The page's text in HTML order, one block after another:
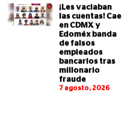
¡Les vaciaban
las cuentas! Cae
en CDMX y
Edoméx banda
de falsos
empleados
bancarios tras
millonario
fraude
7 agosto, 2026